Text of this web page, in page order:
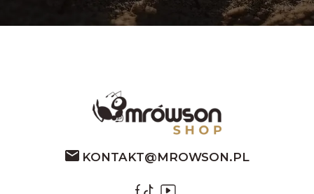
KONTAKT@MROWSON.PL